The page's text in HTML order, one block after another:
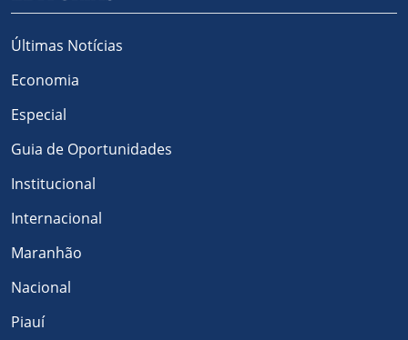
Últimas Notícias
Economia
Especial
Guia de Oportunidades
Institucional
Internacional
Maranhão
Nacional
Piauí